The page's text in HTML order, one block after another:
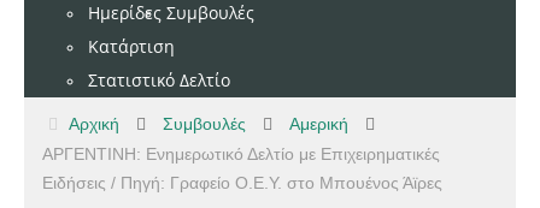
Ημερίδες Συμβουλές
Κατάρτιση
Στατιστικό Δελτίο
Αρχική Συμβουλές
Αμερική
ΑΡΓΕΝΤΙΝΗ: Ενημερωτικό Δελτίο με Επιχειρηματικές
Ειδήσεις / Πηγή: Γραφείο Ο.Ε.Υ. στο Μπουένος Άϊρες